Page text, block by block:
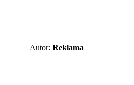
Autor: Reklama